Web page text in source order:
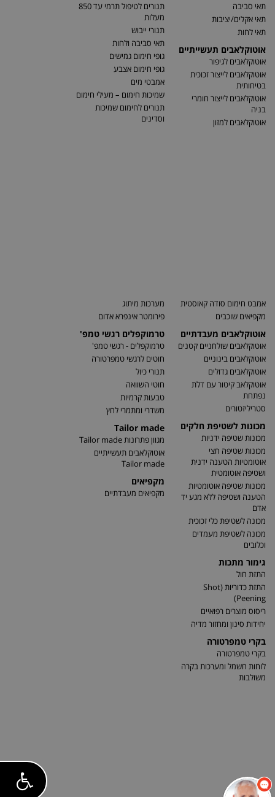
תאי סביבה
תאי אקלים/יציבות
תאי לחות
אוטוקלאבים תעשייתיים
אוטוקלאבים לגיפור
אוטוקלאבים לייצור זכוכית
בטיחותית
אוטוקלאבים לייצור חומרי
בניה
אוטוקלאבים למזון
תנורים לטיפול תרמי עד 850
מעלות
תנורי ייבוש
תאי סביבה ולחות
גופי חימום גמישים
גופי חימום אצבע
אמבטי מים
שמיכות חימום – מעילי חימום
תנורים לחימום שמיכות
וסדינים
אמבט חימום סודה קאוסטית
מקפיאים שוכבים
אוטוקלאבים מעבדתיים
אוטוקלאבים שולחניים קטנים
אוטוקלאבים בינוניים
אוטוקלאבים גדולים
אוטוקלאב קיטור עם דלת
נפתחת
סטריליזטורים
מכונות לשטיפת חלקים
מכונות שטיפה ידניות
מכונות שטיפה חצי
אוטומטיות הטענה ידנית
ושטיפה אוטומטית
מכונות שטיפה אוטומטיות
הטענה ושטיפה ללא מגע יד
אדם
מכונה לשטיפת כלי זכוכית
מכונה לשטיפת מעמדים
וכלובים
גימור מתכות
התזת חול
התזת כדוריות (Shot
Peening)
ריסוס מוצרים רפואיים
יחידות סינון ומחזור מדיה
בקרי טמפרטורה
בקרי טמפרטורה
לוחות חשמל ומערכות בקרה
משולבות
מערכות מיתוג
פירומטר אינפרא אדום
טרמוקפלים רגשי טמפ'
טרמוקפלים - רגשי טמפ'
חוטים לרגשי טמפרטורה
תנורי כיול
חוטי השוואה
טבעות קרמיות
משדרי ומתמרי לחץ
Tailor made
מגוון פתרונות Tailor made
אוטוקלאבים תעשייתיים
Tailor made
מקפיאים
מקפיאים מעבדתיים